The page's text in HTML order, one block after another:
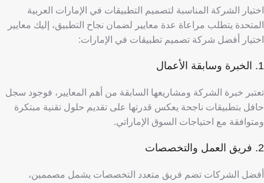
اختيار الشركة المناسبة لتصميم التطبيقات في الإمارات العربية
المتحدة يتطلب مراعاة عدة معايير لضمان نجاح التطبيق، إليك معايير
اختيار أفضل شركة تصميم تطبيقات في الإمارات:
​​1. الخبرة وسابقة الأعمال
تعتبر خبرة الشركة ومشاريعها السابقة من أهم المعايير، فوجود سجل
حافل بتطبيقات ناجحة يعكس قدرتها على تقديم حلول تقنية مبتكرة
ومتوافقة مع احتياجات السوق الإماراتي.
2. فريق العمل والتخصصات
أفضل الشركات تضم فريق متعدد التخصصات يشمل مصممين،